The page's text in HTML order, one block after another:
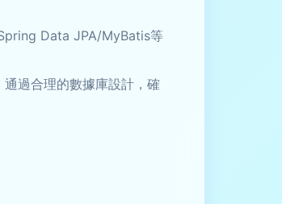
Data JPA/MyBatis等
過合理的數據庫設計，確